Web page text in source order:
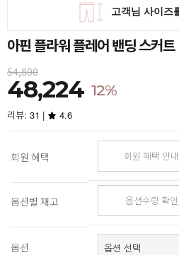
아핀 플라워 플레어 밴딩 스커트
54,800
48,224 12%
리뷰: 31 | 4.6
회원 혜택 회원 혜택 안내
옵션별 재고 옵션수량 확인
옵션